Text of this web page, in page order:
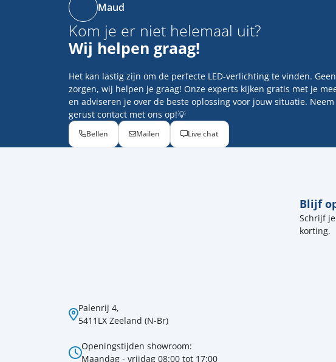
Maud
Kom je er niet helemaal uit?
Wij helpen graag!
Het kan lastig zijn om de perfecte LED-verlichting te vinden. Geen
zorgen, wij helpen je graag! Onze experts kijken gratis met je
en adviseren je over de beste oplossing voor jouw situatie. Neem
gerust contact met ons op!💡
Bellen Mailen Live chat
Palenrij 4,
5411LX Zeeland (N-Br)
Openingstijden showroom:
Maandag - vrijdag 08:00 tot 17:00
Blijf
Schrijf
korting.